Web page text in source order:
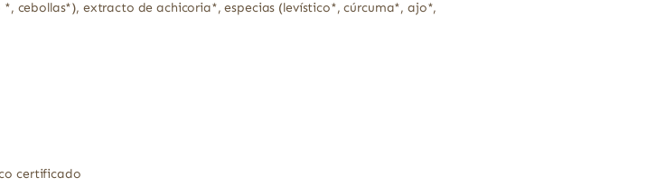
cebollas*), extracto de achicoria*, especias (levístico*, cúrcuma*, ajo*,
certificado